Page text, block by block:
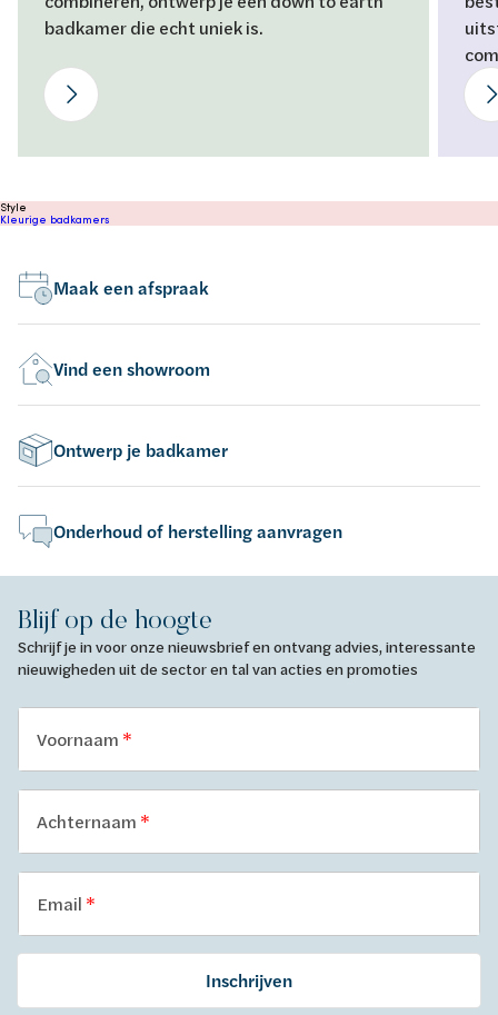
badkamer die echt uniek is.
Style
Kleurige badkamers
Maak een afspraak
Vind een showroom
Ontwerp je badkamer
Onderhoud of herstelling aanvragen
Blijf op de hoogte
Schrijf je in voor onze nieuwsbrief en ontvang advies, interessante
nieuwigheden uit de sector en tal van acties en promoties
Voornaam
Achternaam
Email
Inschrijven